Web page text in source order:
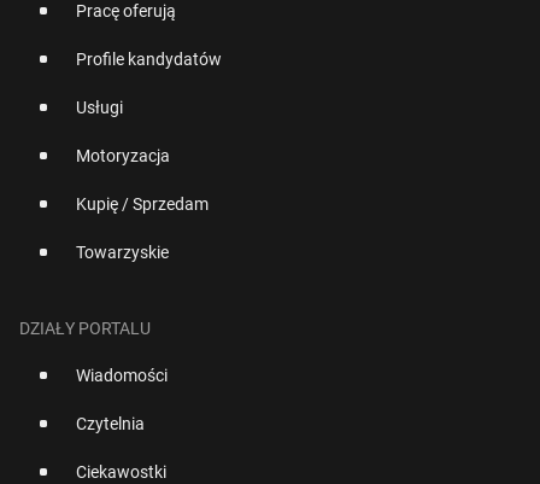
Pracę oferują
Profile kandydatów
Usługi
Motoryzacja
Kupię / Sprzedam
Towarzyskie
DZIAŁY PORTALU
Wiadomości
Czytelnia
Ciekawostki